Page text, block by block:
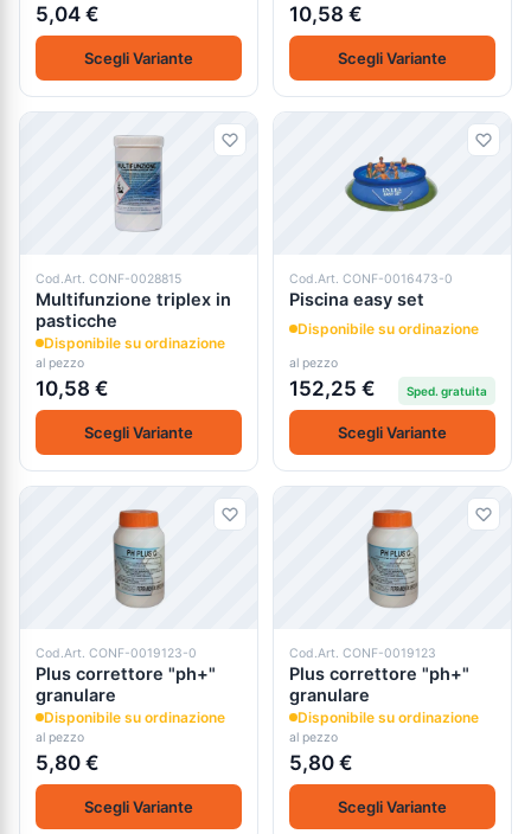
5,04 €
Scegli Variante
10,58 €
Scegli Variante
Cod.Art. CONF-0028815
Multifunzione triplex in
pasticche
Disponibile su ordinazione
al pezzo
10,58 €
Scegli Variante
Cod.Art. CONF-0016473-0
Piscina easy set
Disponibile su ordinazione
al pezzo
152,25 € Sped. gratuita
Scegli Variante
Cod.Art. CONF-0019123-0
Plus correttore "ph+"
granulare
Disponibile su ordinazione
al pezzo
5,80 €
Scegli Variante
Cod.Art. CONF-0019123
Plus correttore "ph+"
granulare
Disponibile su ordinazione
al pezzo
5,80 €
Scegli Variante